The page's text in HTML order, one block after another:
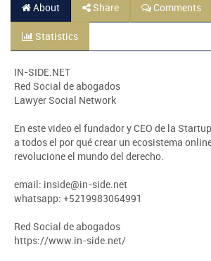
About Share Comments
Statistics
IN-SIDE.NET
Red Social de abogados
Lawyer Social Network
En este video el fundador y CEO de la
a todos el por qué crear un ecosistema
revolucione el mundo del derecho.
email: inside@in-side.net
whatsapp: +5219983064991
Red Social de abogados
https://www.in-side.net/